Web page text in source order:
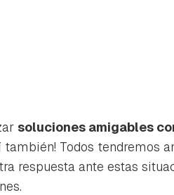
soluciones amigables
también! Todos tendremos
respuesta ante estas